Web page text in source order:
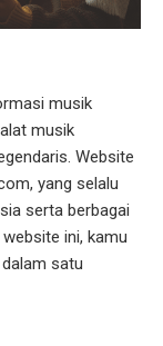
musik
musik
Website
yang selalu
serta berbagai
ini, kamu
satu